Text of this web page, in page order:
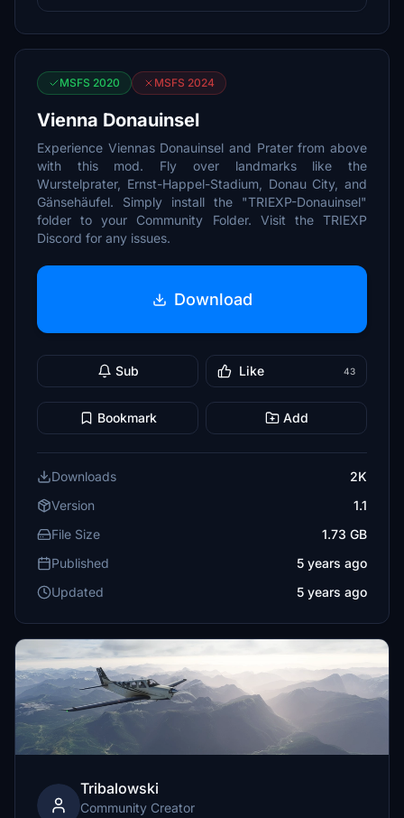
MSFS 2020 MSFS 2024
Vienna Donauinsel
Experience Viennas Donauinsel and Prater from above
with this mod. Fly over landmarks like the
Wurstelprater, Ernst-Happel-Stadium, Donau City, and
Gänsehäufel. Simply install the "TRIEXP-Donauinsel"
folder to your Community Folder. Visit the TRIEXP
Discord for any issues.
Download
Sub Like 43
Bookmark Add
Downloads
2K
Version
1.1
File Size
1.73 GB
Published
5 years ago
Updated
5 years ago
Tribalowski
Community Creator